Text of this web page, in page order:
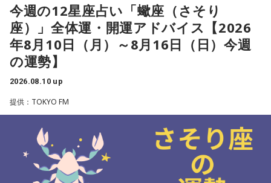
てしまうかも。周りはあなたが自然体でいても受け入れてく
れるようなので、肩の力を抜くようにすると良いでしょう。
その場の雰囲気を楽しむだけでオッケー。
★ワンポイントアドバイス★
むやみな競争はしないように。すみわけをして、自分が心地
よく活動できるようにしましょう。
■監修者プロフィール：夏目みやび（なつめ・みやび）
今週の12星座占い「蠍座（さそり
座）」全体運・開運アドバイス【2026
年8月10日（月）～8月16日（日）今週
の運勢】
2026.08.10 up
提供：TOKYO FM